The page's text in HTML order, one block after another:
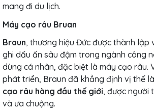
mang đi du lịch.
Máy cạo râu Bruan
Braun, thương hiệu Đức được thành lập
ghi dấu ấn sâu đậm trong ngành công
dùng cá nhân, đặc biệt là máy cạo râu.
phát triển, Braun đã khẳng định vị thế là
cạo râu hàng đầu thế giới, được người
và ưa chuộng.